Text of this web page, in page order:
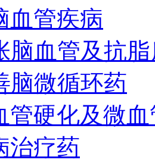
血管疾病
脑血管及抗
脑微循环药
管硬化及微
治疗药